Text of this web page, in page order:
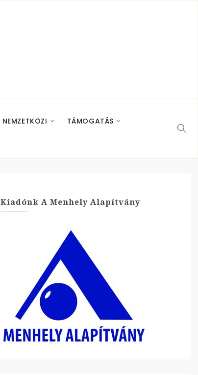
NEMZETKÖZI TÁMOGATÁS
Kiadónk A Menhely Alapítvány